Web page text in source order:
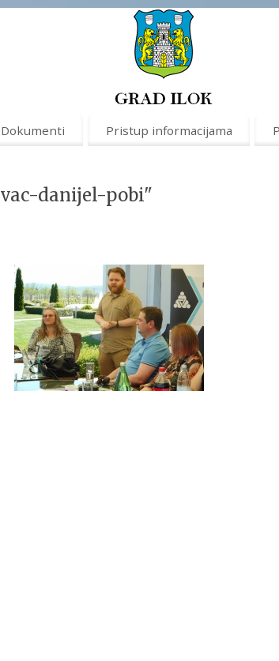
Dokumenti Pristup informacijama
danijel-pobi"